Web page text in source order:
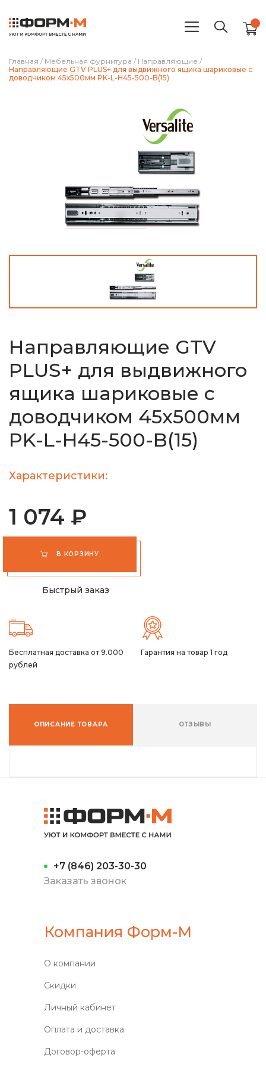
Главная / Мебельная фурнитура / Направляющие /
Направляющие GTV PLUS+ для выдвижного ящика шариковые с
доводчиком 45х500мм PK-L-H45-500-B(15)
Направляющие GTV
PLUS+ для выдвижного
ящика шариковые с
доводчиком 45х500мм
PK-L-H45-500-B(15)
Характеристики:
1 074 ₽
В КОРЗИНУ
Быстрый заказ
Бесплатная доставка от 9.000
рублей
Гарантия на товар 1 год
ОПИСАНИЕ ТОВАРА ОТЗЫВЫ
+7 (846) 203-30-30
Заказать звонок
Компания Форм-М
О компании
Скидки
Личный кабинет
Оплата и доставка
Договор-оферта